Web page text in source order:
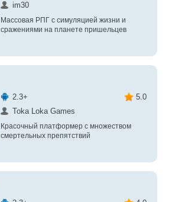
im30
Массовая РПГ с симуляцией жизни и
сражениями на планете пришельцев
2.3+
5.0
Toka Loka Games
Красочный платформер с множеством
смертельных препятствий